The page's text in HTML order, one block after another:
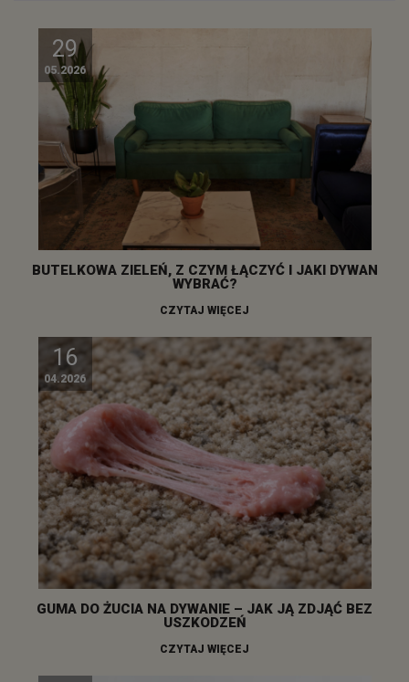
29
05.2026
BUTELKOWA ZIELEŃ, Z CZYM ŁĄCZYĆ I JAKI DYWAN
WYBRAĆ?
CZYTAJ WIĘCEJ
16
04.2026
GUMA DO ŻUCIA NA DYWANIE – JAK JĄ ZDJĄĆ BEZ
USZKODZEŃ
CZYTAJ WIĘCEJ